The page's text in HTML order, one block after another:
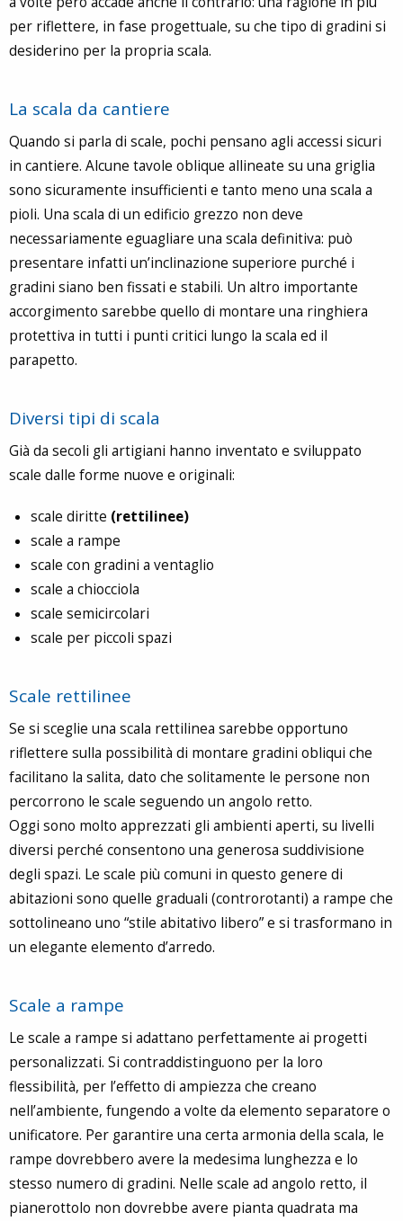
per riflettere, in fase progettuale, su che tipo di gradini si
desiderino per la propria scala.
La scala da cantiere
Quando si parla di scale, pochi pensano agli accessi sicuri
in cantiere. Alcune tavole oblique allineate su una griglia
sono sicuramente insufficienti e tanto meno una scala a
pioli. Una scala di un edificio grezzo non deve
necessariamente eguagliare una scala definitiva: può
presentare infatti un’inclinazione superiore purché i
gradini siano ben fissati e stabili. Un altro importante
accorgimento sarebbe quello di montare una ringhiera
protettiva in tutti i punti critici lungo la scala ed il
parapetto.
Diversi tipi di scala
Già da secoli gli artigiani hanno inventato e sviluppato
scale dalle forme nuove e originali:
scale diritte (rettilinee)
scale a rampe
scale con gradini a ventaglio
scale a chiocciola
scale semicircolari
scale per piccoli spazi
Scale rettilinee
Se si sceglie una scala rettilinea sarebbe opportuno
riflettere sulla possibilità di montare gradini obliqui che
facilitano la salita, dato che solitamente le persone non
percorrono le scale seguendo un angolo retto.
Oggi sono molto apprezzati gli ambienti aperti, su livelli
diversi perché consentono una generosa suddivisione
degli spazi. Le scale più comuni in questo genere di
abitazioni sono quelle graduali (controrotanti) a rampe che
sottolineano uno “stile abitativo libero” e si trasformano in
un elegante elemento d’arredo.
Scale a rampe
Le scale a rampe si adattano perfettamente ai progetti
personalizzati. Si contraddistinguono per la loro
flessibilità, per l’effetto di ampiezza che creano
nell’ambiente, fungendo a volte da elemento separatore o
unificatore. Per garantire una certa armonia della scala, le
rampe dovrebbero avere la medesima lunghezza e lo
stesso numero di gradini. Nelle scale ad angolo retto, il
pianerottolo non dovrebbe avere pianta quadrata ma